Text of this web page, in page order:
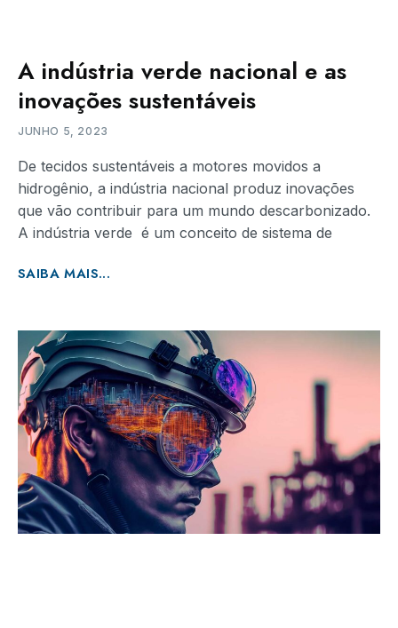
A indústria verde nacional e as
inovações sustentáveis
JUNHO 5, 2023
De tecidos sustentáveis a motores movidos a
hidrogênio, a indústria nacional produz inovações
que vão contribuir para um mundo descarbonizado.
A indústria verde é um conceito de sistema de
SAIBA MAIS...